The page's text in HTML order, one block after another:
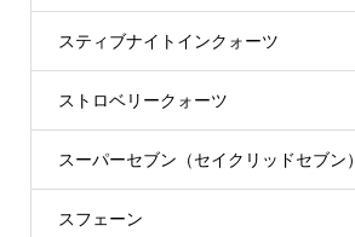
スティブナイトインクォーツ
ストロベリークォーツ
スーパーセブン（セイクリッドセブン）
スフェーン